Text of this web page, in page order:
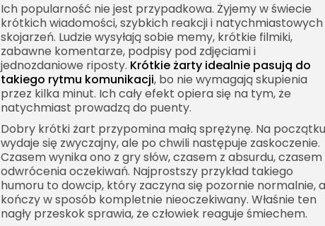
Ich popularność nie jest przypadkowa. Żyjemy w świecie
krótkich wiadomości, szybkich reakcji i natychmiastowych
skojarzeń. Ludzie wysyłają sobie memy, krótkie filmiki,
zabawne komentarze, podpisy pod zdjęciami i
jednozdaniowe riposty. Krótkie żarty idealnie pasują do
takiego rytmu komunikacji, bo nie wymagają skupienia
przez kilka minut. Ich cały efekt opiera się na tym, że
natychmiast prowadzą do puenty.
Dobry krótki żart przypomina małą sprężynę. Na początku
wydaje się zwyczajny, ale po chwili następuje zaskoczenie.
Czasem wynika ono z gry słów, czasem z absurdu, czasem
odwrócenia oczekiwań. Najprostszy przykład takiego
humoru to dowcip, który zaczyna się pozornie normalnie, a
kończy w sposób kompletnie nieoczekiwany. Właśnie ten
nagły przeskok sprawia, że człowiek reaguje śmiechem.